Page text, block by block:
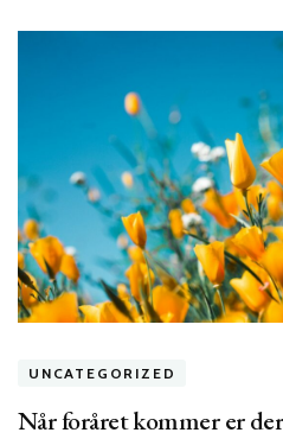
UNCATEGORIZED
Når foråret kommer er